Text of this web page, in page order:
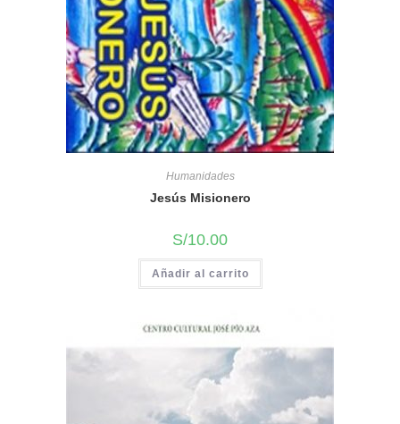
Humanidades
Jesús Misionero
S/10.00
Añadir al carrito